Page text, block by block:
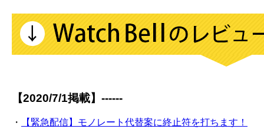
【2020/7/1掲載】------
・
【緊急配信】モノレート代替案に終止符を打ちます！